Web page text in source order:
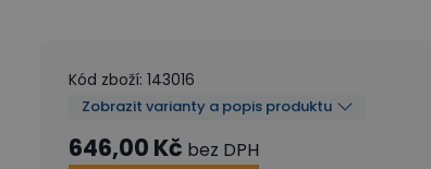
Kód zboží: 143016
Zobrazit varianty a popis produktu
646,00 Kč bez DPH